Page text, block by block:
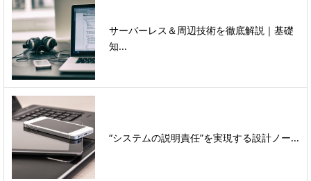
サーバーレス＆周辺技術を徹底解説｜基礎
知...
“システムの説明責任”を実現する設計ノー...